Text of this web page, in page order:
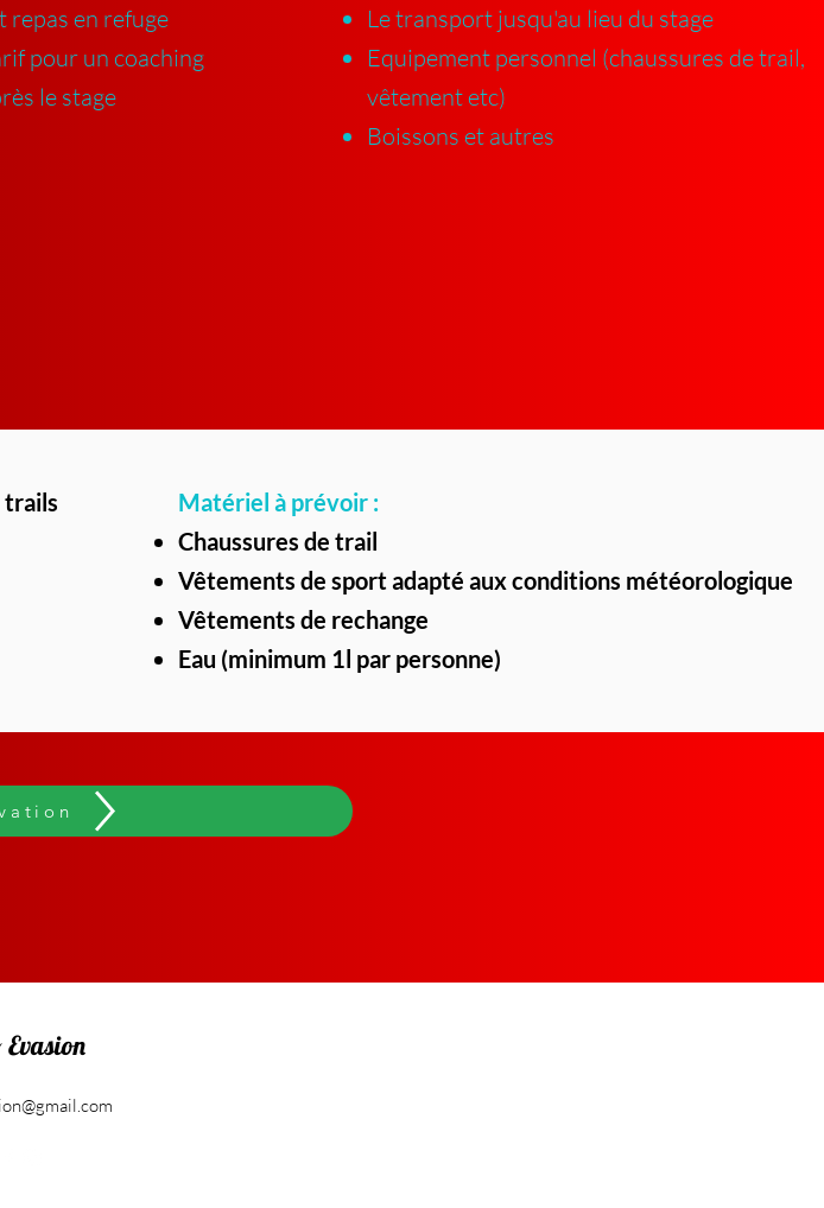
repas en refuge
pour un coaching
le stage
Le transport jusqu'au lieu du stage
Equipement personnel (chaussures de trail,
vêtement etc)
Boissons et autres
trails
Matériel à prévoir :
Chaussures de trail
Vêtements de sport adapté aux conditions météorologique
Vêtements de rechange
Eau (minimum 1l par personne)
Evasion